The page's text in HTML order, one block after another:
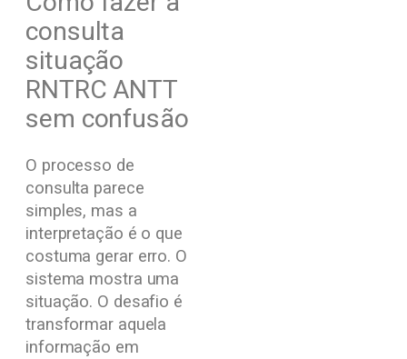
consulta
situação
RNTRC ANTT
sem confusão
O processo de
consulta parece
simples, mas a
interpretação é o que
costuma gerar erro. O
sistema mostra uma
situação. O desafio é
transformar aquela
informação em